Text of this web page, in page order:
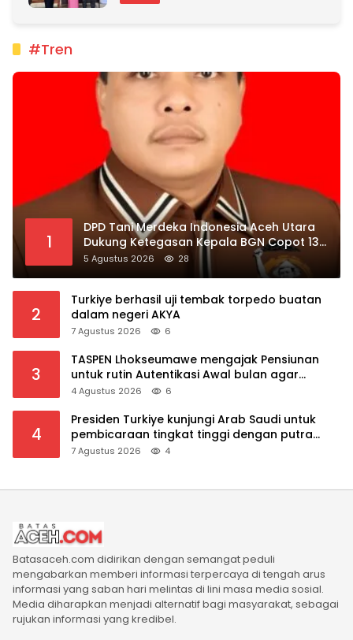
#Tren
1
DPD Tani Merdeka Indonesia Aceh Utara
Dukung Ketegasan Kepala BGN Copot 137
Kepala SPPG
5 Agustus 2026 28
2
Turkiye berhasil uji tembak torpedo buatan
dalam negeri AKYA
7 Agustus 2026 6
3
TASPEN Lhokseumawe mengajak Pensiunan
untuk rutin Autentikasi Awal bulan agar
Manfaat Pensiun tetap Lancar
4 Agustus 2026 6
4
Presiden Turkiye kunjungi Arab Saudi untuk
pembicaraan tingkat tinggi dengan putra
mahkota Saudi dan PM Pakistan
7 Agustus 2026 4
Batasaceh.com didirikan dengan semangat peduli
mengabarkan memberi informasi terpercaya di tengah arus
informasi yang saban hari melintas di lini masa media sosial.
Media diharapkan menjadi alternatif bagi masyarakat, sebagai
rujukan informasi yang kredibel.